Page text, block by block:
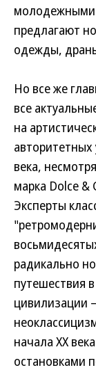
молодежными
предлагают
одежды,
Но все же
все
на
века,
марка Dolce &
Эксперты
радикально
путешествия
цивилизации
начала ХХ
остановками